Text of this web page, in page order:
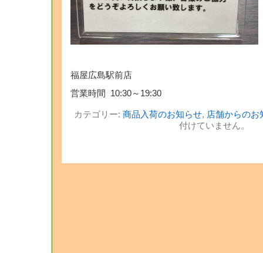
福屋広島駅前店
営業時間 10:30～19:30
カテゴリー: 商品入荷のお知らせ, 店舗からのお
付けていません。